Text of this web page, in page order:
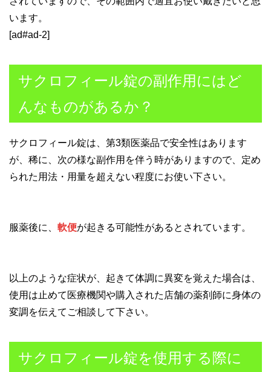
います。
[ad#ad-2]
サクロフィール錠の副作用にはど
んなものがあるか？
サクロフィール錠は、第3類医薬品で安全性はあります
が、稀に、次の様な副作用を伴う時がありますので、定め
られた用法・用量を超えない程度にお使い下さい。
服薬後に、 軟便が起きる可能性があるとされています。
以上のような症状が、起きて体調に異変を覚えた場合は、
使用は止めて医療機関や購入された店舗の薬剤師に身体の
変調を伝えてご相談して下さい。
サクロフィール錠を使用する際に